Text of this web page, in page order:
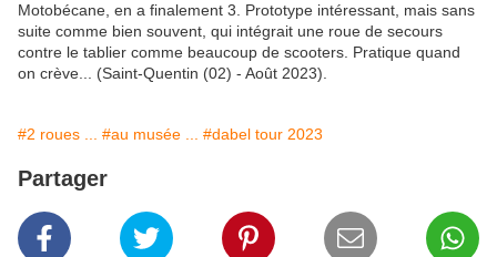
Motobécane, en a finalement 3. Prototype intéressant, mais sans
suite comme bien souvent, qui intégrait une roue de secours
contre le tablier comme beaucoup de scooters. Pratique quand
on crève... (Saint-Quentin (02) - Août 2023).
#2 roues ... #au musée ... #dabel tour 2023
Partager